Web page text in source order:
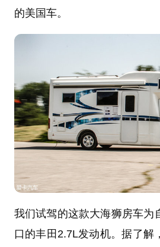
的美国车。
我们试驾的这款大海狮房车为
口的丰田 2.7L发动机。据了解